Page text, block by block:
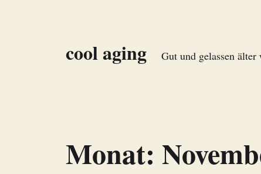
cool aging Gut und gelassen älter
Monat: